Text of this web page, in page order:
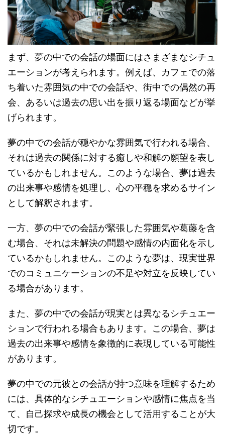
まず、夢の中での会話の場面にはさまざまなシチュ
エーションが考えられます。例えば、カフェでの落
ち着いた雰囲気の中での会話や、街中での偶然の再
会、あるいは過去の思い出を振り返る場面などが挙
げられます。
夢の中での会話が穏やかな雰囲気で行われる場合、
それは過去の関係に対する癒しや和解の願望を表し
ているかもしれません。このような場合、夢は過去
の出来事や感情を処理し、心の平穏を求めるサイン
として解釈されます。
一方、夢の中での会話が緊張した雰囲気や葛藤を含
む場合、それは未解決の問題や感情の内面化を示し
ているかもしれません。このような夢は、現実世界
でのコミュニケーションの不足や対立を反映してい
る場合があります。
また、夢の中での会話が現実とは異なるシチュエー
ションで行われる場合もあります。この場合、夢は
過去の出来事や感情を象徴的に表現している可能性
があります。
夢の中での元彼との会話が持つ意味を理解するため
には、具体的なシチュエーションや感情に焦点を当
て、自己探求や成長の機会として活用することが大
切です。